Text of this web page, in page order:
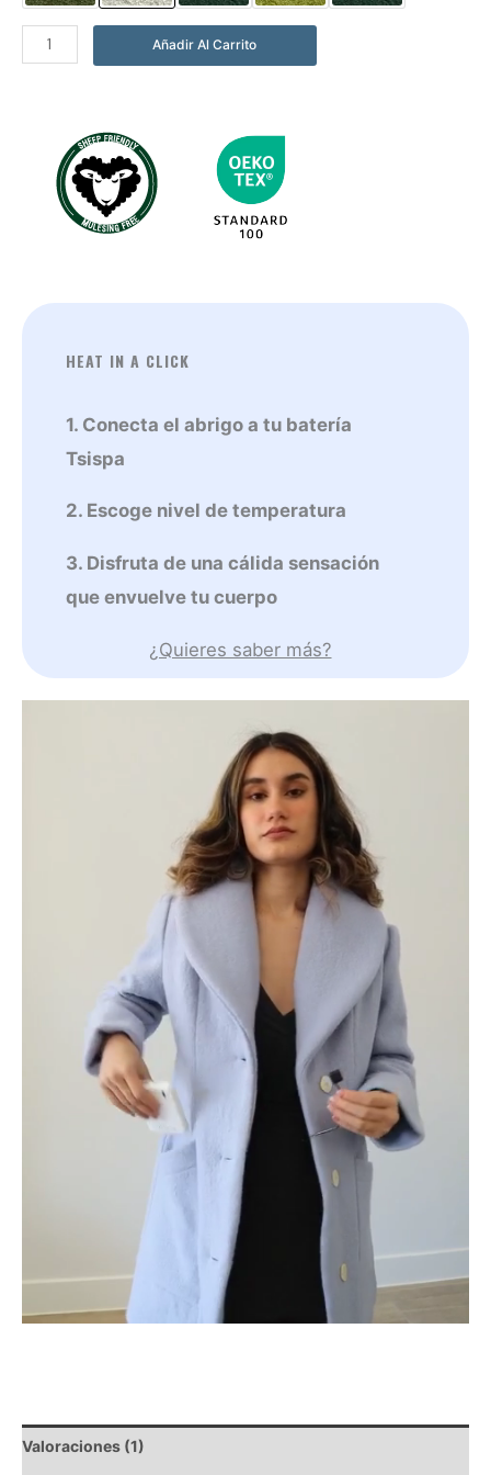
Abrigo
Sisu
cantidad
Añadir Al Carrito
HEAT IN A CLICK
1. Conecta el abrigo a tu batería
Tsispa
2. Escoge nivel de temperatura
3. Disfruta de una cálida sensación
que envuelve tu cuerpo
¿Quieres saber más?
Valoraciones (1)